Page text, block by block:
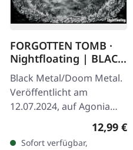
Preis:
FORGOTTEN TOMB ·
Nightfloating | BLACK
TAPE
Black Metal/Doom Metal.
Veröffentlicht am
12.07.2024, auf Agonia
Records. Schwarze Musik
Kassette. Limitiert auf 200
12,99 €
Sofort verfügbar,